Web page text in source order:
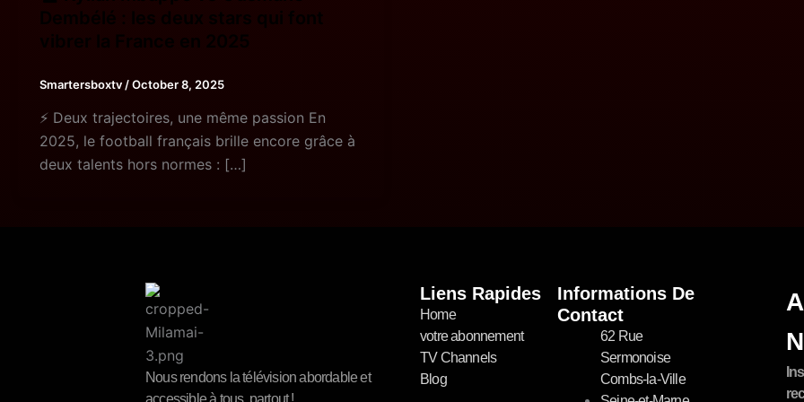
Dembélé : les deux stars qui font
Smartersboxtv /October 8, 2025
⚡ Deux trajectoires, une même passion En
2025, le football français brille encore grâce à
deux talents hors normes : […]
Nous rendons la télévision abordable et
accessible à tous, partout !
Liens Rapides
Home
votre abonnement
TV Channels
Blog
Informations De
Contact
62 Rue
Sermonoise
Combs-la-Ville